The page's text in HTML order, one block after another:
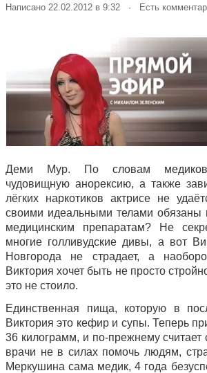
Написано 22.02.2012 в 9:32 · Есть
Деми Мур. По словам медиков
чудовищную анорексию, а также
лёгких наркотиков актрисе не
своими идеальными телами обязаны
медицинским препаратам? Не
многие голливудские дивы, а вот
Новгорода не страдает, а
Виктория хочет быть не просто
это не стоило.
Единственная пища, которую в
Виктория это кефир и супы. Теперь
36 килограмм, и по-прежнему
врачи не в силах помочь людям,
Меркушина сама медик, 4 года